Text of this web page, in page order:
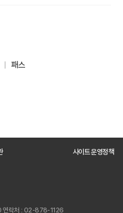
패스
사이트 운영정책
연락처 : 02-878-1126